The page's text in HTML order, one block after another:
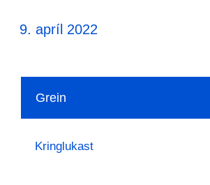
9. apríl 2022
Grein
Kringlukast